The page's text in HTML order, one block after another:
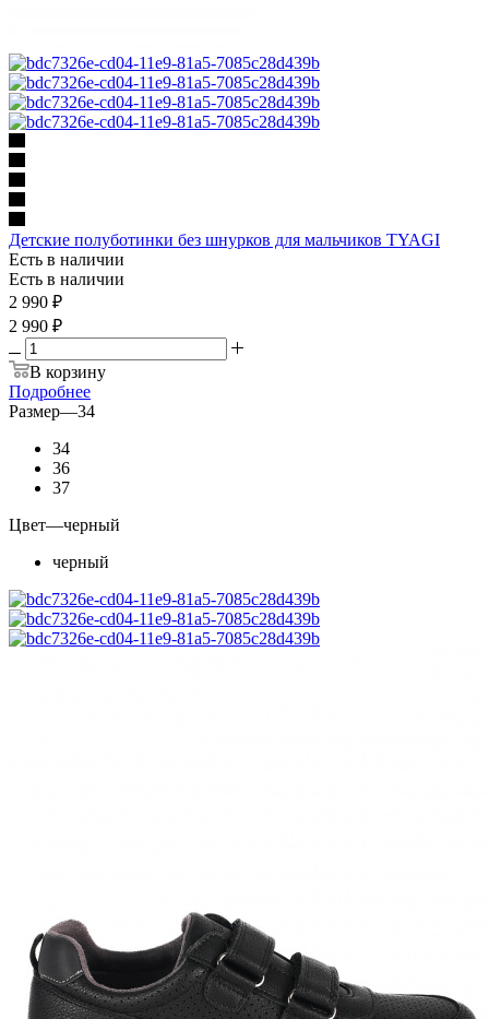
Детские полуботинки без шнурков для мальчиков TYAGI
Есть в наличии
Есть в наличии
2 990 ₽
2 990 ₽
В корзину
Подробнее
Размер—34
34
36
37
Цвет—черный
черный